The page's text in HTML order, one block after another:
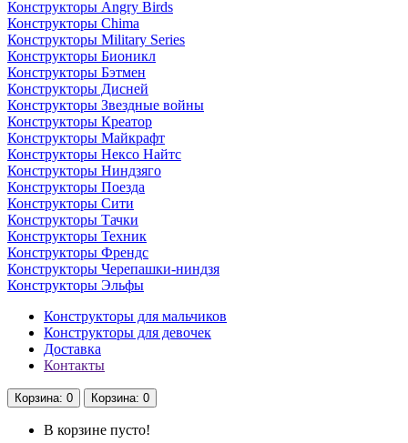
Конструкторы Angry Birds
Конструкторы Chima
Конструкторы Military Series
Конструкторы Бионикл
Конструкторы Бэтмен
Конструкторы Дисней
Конструкторы Звездные войны
Конструкторы Креатор
Конструкторы Майкрафт
Конструкторы Нексо Найтс
Конструкторы Ниндзяго
Конструкторы Поезда
Конструкторы Сити
Конструкторы Тачки
Конструкторы Техник
Конструкторы Френдс
Конструкторы Черепашки-ниндзя
Конструкторы Эльфы
Конструкторы для мальчиков
Конструкторы для девочек
Доставка
Контакты
Корзина: 0 Корзина: 0
В корзине пусто!